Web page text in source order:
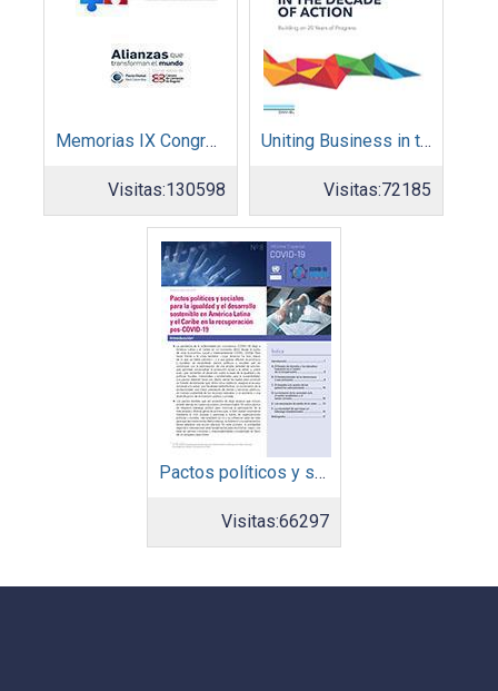
Memorias IX Congreso Pacto Global 2019
Visitas:130598
Uniting Business in the Decade of Action
Visitas:72185
Pactos políticos y sociales para la igualdad y el desarrollo sostenible en América Latina y el Caribe en la recuperación pos COVID-19
Visitas:66297